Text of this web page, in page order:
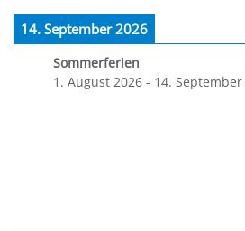
14. September 2026
Sommerferien
1. August 2026 - 14. September